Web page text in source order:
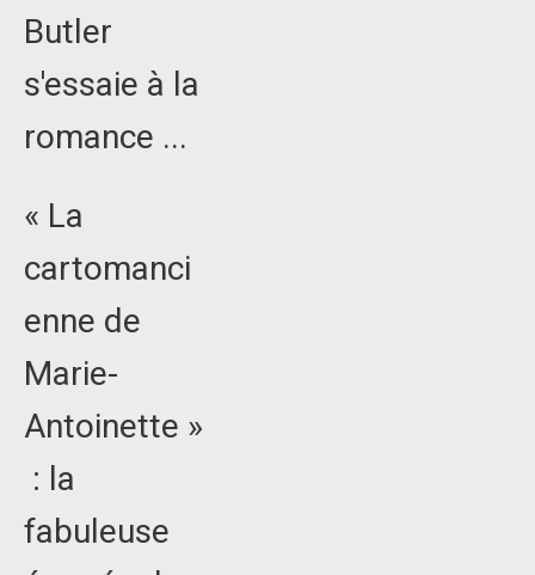
Butler
s'essaie à la
romance ...
« La
cartomanci
enne de
Marie-
Antoinette »
: la
fabuleuse